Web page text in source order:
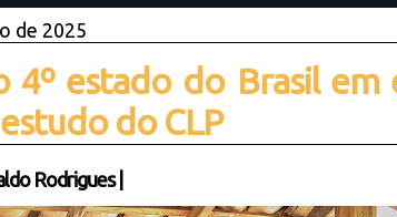
de 2025
4º estado do Brasil em
do CLP
Rodrigues